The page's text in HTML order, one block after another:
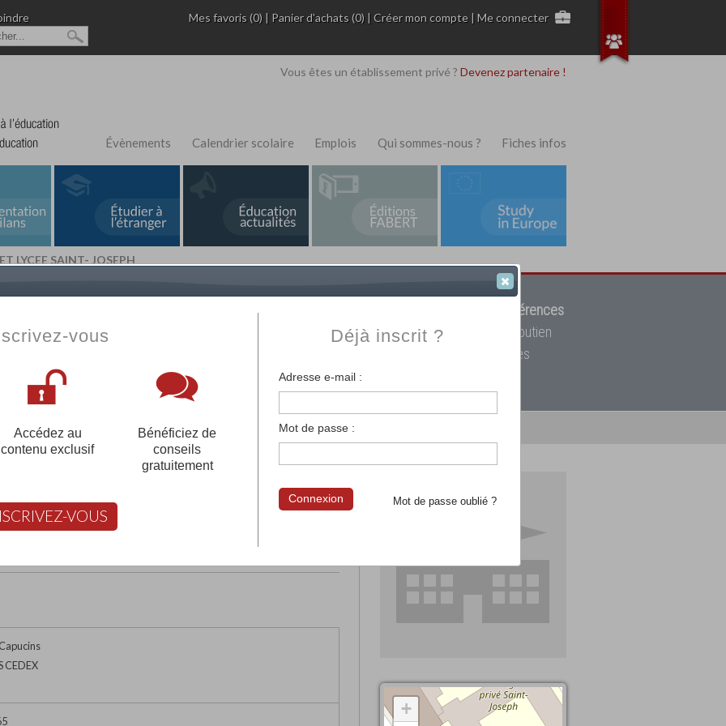
Mes favoris (0) | Panier d'achats (0) |Créer mon compte |Me connecter
Vous êtes un établissement privé ? Devenez partenaire !
Évènements Calendrier scolaire Emplois Qui sommes-nous ? Fiches infos
LYCEE SAINT- JOSEPH
Fabert.com
12908 références
votre établissement privé, du primaire au supérieur, mais aussi des cours de soutien
scolaire et des cours à distance. Ce moteur regroupe toutes les écoles privées
françaises et tous les établissements français à l'étranger.
votre compte pour être accompagné gratuitement dans votre recherche d'école
SAINT- JOSEPH
FABERT vous aide à choisir
CEDEX
+
vous
Accédez au
contenu exclusif
Bénéficiez de
conseils
gratuitement
VOUS
Déjà inscrit ?
Adresse e-mail :
Mot de passe :
Mot de passe oublié ?
Connexion